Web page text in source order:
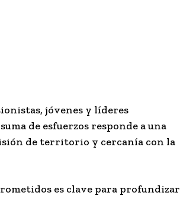
jóvenes y líderes
de esfuerzos responde a una
de territorio y cercanía con la
es clave para profundizar